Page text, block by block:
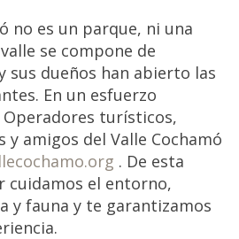
no es un parque, ni una
se compone de
sus dueños han abierto las
En un esfuerzo
turísticos,
y amigos del Valle Cochamó
. De esta
cuidamos el entorno,
y fauna y te garantizamos